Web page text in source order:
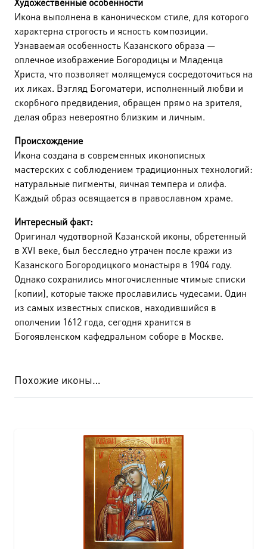
Икона выполнена в каноническом стиле, для которого
характерна строгость и ясность композиции.
Узнаваемая особенность Казанского образа —
оплечное изображение Богородицы и Младенца
Христа, что позволяет молящемуся сосредоточиться на
их ликах. Взгляд Богоматери, исполненный любви и
скорбного предвидения, обращен прямо на зрителя,
делая образ невероятно близким и личным.
Происхождение
Икона создана в современных иконописных
мастерских с соблюдением традиционных технологий:
натуральные пигменты, яичная темпера и олифа.
Каждый образ освящается в православном храме.
Интересный факт:
Оригинал чудотворной Казанской иконы, обретенный
в XVI веке, был бесследно утрачен после кражи из
Казанского Богородицкого монастыря в 1904 году.
Однако сохранились многочисленные чтимые списки
(копии), которые также прославились чудесами. Один
из самых известных списков, находившийся в
ополчении 1612 года, сегодня хранится в
Богоявленском кафедральном соборе в Москве.
Похожие иконы…